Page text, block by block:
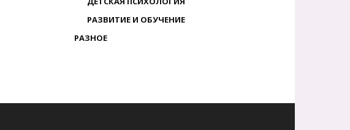
РАЗВИТИЕ И ОБУЧЕНИЕ
РАЗНОЕ